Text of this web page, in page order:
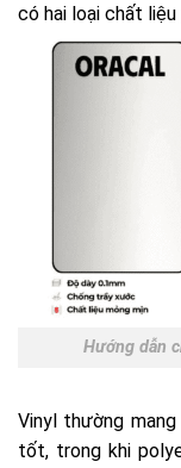
có hai loại chất
Hướng dẫn
Vinyl thường
tốt, trong khi